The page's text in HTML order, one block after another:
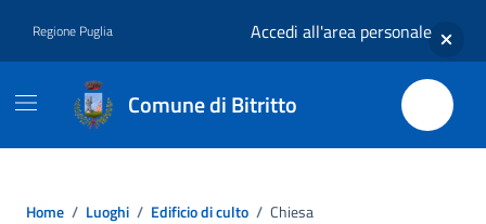
Regione Puglia Accedi all'area personale
Comune di Bitritto
Home / Luoghi / Edificio di culto / Chiesa